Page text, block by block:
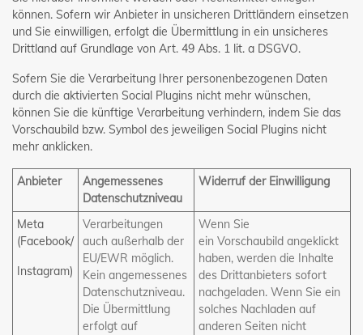
können. Sofern wir Anbieter in unsicheren Drittländern einsetzen
und Sie einwilligen, erfolgt die Übermittlung in ein unsicheres
Drittland auf Grundlage von Art. 49 Abs. 1 lit. a DSGVO.
Sofern Sie die Verarbeitung Ihrer personenbezogenen Daten
durch die aktivierten Social Plugins nicht mehr wünschen,
können Sie die künftige Verarbeitung verhindern, indem Sie das
Vorschaubild bzw. Symbol des jeweiligen Social Plugins nicht
mehr anklicken.
Anbieter
Angemessenes
Datenschutzniveau
Widerruf der Einwilligung
Meta
(Facebook/
Instagram)
​Verarbeitungen
auch außerhalb der
EU/EWR möglich.
Kein angemessenes
Datenschutzniveau.
Die Übermittlung
erfolgt auf
Wenn Sie
ein Vorschaubild angeklickt
haben, werden die Inhalte
des Drittanbieters sofort
nachgeladen. Wenn Sie ein
solches Nachladen auf
anderen Seiten nicht